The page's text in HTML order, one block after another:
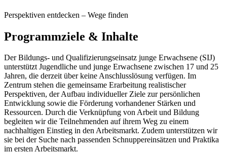
Perspektiven entdecken – Wege finden
Programmziele & Inhalte
Der Bildungs- und Qualifizierungseinsatz junge Erwachsene (SIJ)
unterstützt Jugendliche und junge Erwachsene zwischen 17 und 25
Jahren, die derzeit über keine Anschlusslösung verfügen. Im
Zentrum stehen die gemeinsame Erarbeitung realistischer
Perspektiven, der Aufbau individueller Ziele zur persönlichen
Entwicklung sowie die Förderung vorhandener Stärken und
Ressourcen. Durch die Verknüpfung von Arbeit und Bildung
begleiten wir die Teilnehmenden auf ihrem Weg zu einem
nachhaltigen Einstieg in den Arbeitsmarkt. Zudem unterstützen wir
sie bei der Suche nach passenden Schnuppereinsätzen und Praktika
im ersten Arbeitsmarkt.